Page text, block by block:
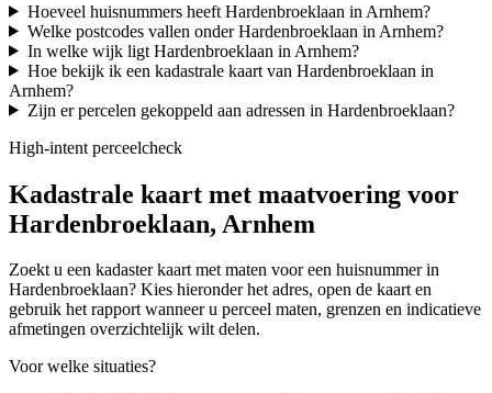
Hoeveel huisnummers heeft Hardenbroeklaan in Arnhem?
Welke postcodes vallen onder Hardenbroeklaan in Arnhem?
In welke wijk ligt Hardenbroeklaan in Arnhem?
Hoe bekijk ik een kadastrale kaart van Hardenbroeklaan in
Arnhem?
Zijn er percelen gekoppeld aan adressen in Hardenbroeklaan?
High-intent perceelcheck
Kadastrale kaart met maatvoering voor
Hardenbroeklaan, Arnhem
Zoekt u een kadaster kaart met maten voor een huisnummer in
Hardenbroeklaan? Kies hieronder het adres, open de kaart en
gebruik het rapport wanneer u perceel maten, grenzen en indicatieve
afmetingen overzichtelijk wilt delen.
Voor welke situaties?